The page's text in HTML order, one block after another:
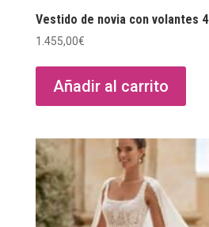
Vestido de novia con volantes
1.455,00€
Añadir al carrito